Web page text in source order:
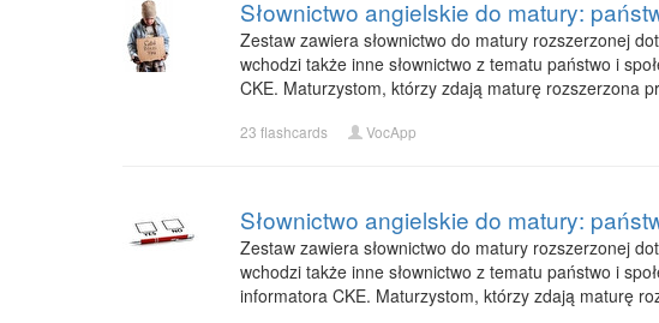
Słownictwo angielskie do matury:
Zestaw zawiera słownictwo do matury rozszerzonej
wchodzi także inne słownictwo z tematu państwo i
CKE. Maturzystom, którzy zdają maturę rozszerzona
23 flashcards VocApp
Słownictwo angielskie do matury:
Zestaw zawiera słownictwo do matury rozszerzonej
wchodzi także inne słownictwo z tematu państwo i
informatora CKE. Maturzystom, którzy zdają maturę